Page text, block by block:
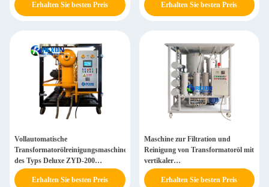
Erhalten Sie besten Preis Erhalten Sie besten Preis
Vollautomatische
Transformatorölreinigungsmaschine
des Typs Deluxe ZYD-200
((12000L/H)
Erhalten Sie besten Preis
Maschine zur Filtration und
Reinigung von Transformatoröl mit
vertikaler
Vakuumbehälterkonstruktion mit
CE-Zertifikat
Erhalten Sie besten Preis